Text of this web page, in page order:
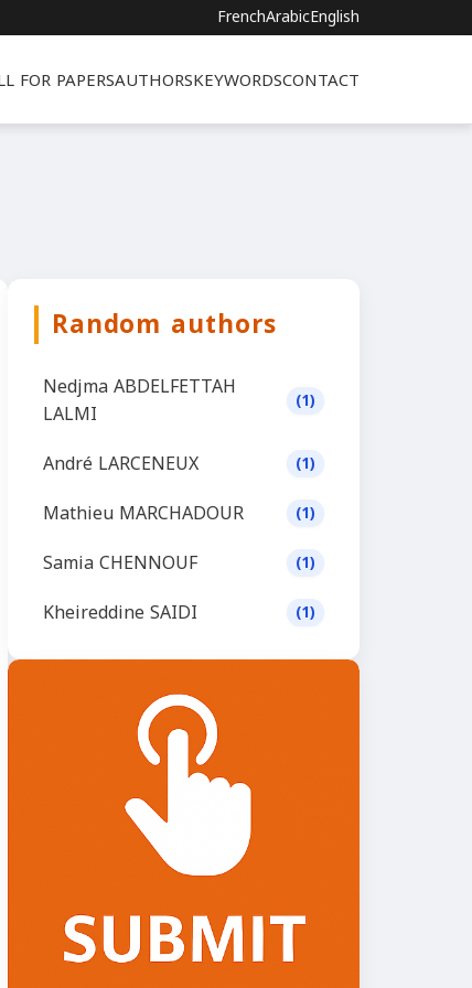
FrenchArabicEnglish
FOR PAPERSAUTHORSKEYWORDSCONTACT
Random authors
Nedjma ABDELFETTAH
LALMI
(1)
André LARCENEUX (1)
Mathieu MARCHADOUR (1)
Samia CHENNOUF (1)
Kheireddine SAIDI (1)